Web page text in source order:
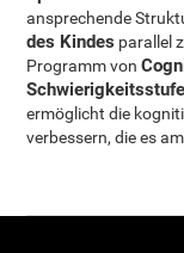
ansprechende
des Kindes parallel
Programm von
ermöglicht die
verbessern, die es